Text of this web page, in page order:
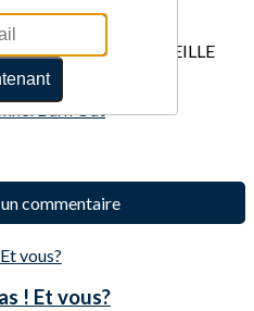
Libéraux PACA
- 13006 MARSEILLE
ces thèmes :
Burn Out
commentaire
! Et vous?